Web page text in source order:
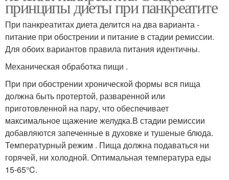
принципы диеты при панкреатите
При панкреатитах диета делится на два варианта -
питание при обострении и питание в стадии ремиссии.
Для обоих вариантов правила питания идентичны.
Механическая обработка пищи .
При при обострении хронической формы вся пища
должна быть протертой, разваренной или
приготовленной на пару, что обеспечивает
максимальное щажение желудка.В стадии ремиссии
добавляются запеченные в духовке и тушеные блюда.
Температурный режим . Пища должна подаваться ни
горячей, ни холодной. Оптимальная температура еды
15-65°C.